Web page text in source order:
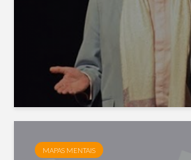
MAPAS MENTAIS